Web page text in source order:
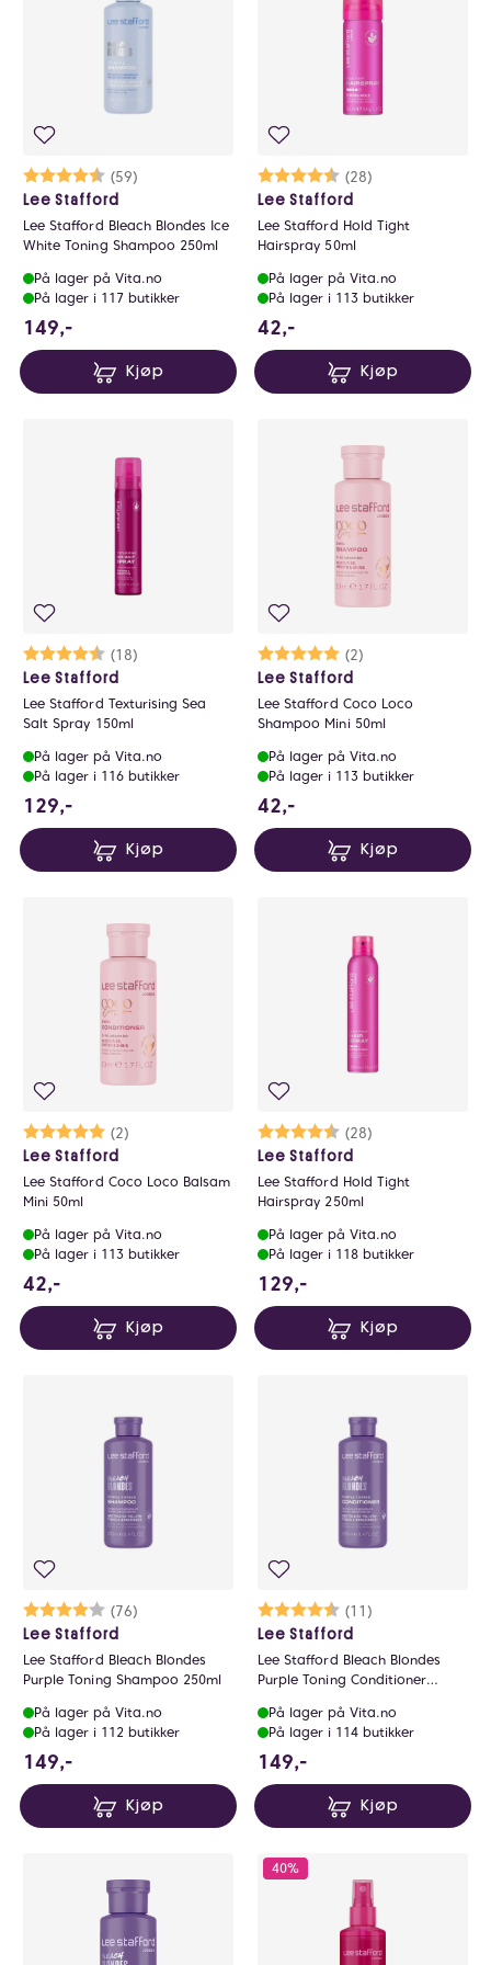
Karakter:
(59)
4.2 av 5 mulige
Lee Stafford
Lee Stafford Bleach Blondes Ice
White Toning Shampoo 250ml
På lager på Vita.no
På lager i 117 butikker
149,-
Kjøp
Karakter:
(28)
4.6 av 5 mulige
Lee Stafford
Lee Stafford Hold Tight
Hairspray 50ml
På lager på Vita.no
På lager i 113 butikker
42,-
Kjøp
Karakter:
(18)
4.4 av 5 mulige
Lee Stafford
Lee Stafford Texturising Sea
Salt Spray 150ml
På lager på Vita.no
På lager i 116 butikker
129,-
Kjøp
Karakter:
(2)
5.0 av 5 mulige
Lee Stafford
Lee Stafford Coco Loco
Shampoo Mini 50ml
På lager på Vita.no
På lager i 113 butikker
42,-
Kjøp
Karakter:
(2)
5.0 av 5 mulige
Lee Stafford
Lee Stafford Coco Loco Balsam
Mini 50ml
På lager på Vita.no
På lager i 113 butikker
42,-
Kjøp
Karakter:
(28)
4.6 av 5 mulige
Lee Stafford
Lee Stafford Hold Tight
Hairspray 250ml
På lager på Vita.no
På lager i 118 butikker
129,-
Kjøp
Karakter:
(76)
4.0 av 5 mulige
Lee Stafford
Lee Stafford Bleach Blondes
Purple Toning Shampoo 250ml
På lager på Vita.no
På lager i 112 butikker
149,-
Kjøp
Karakter:
(11)
4.4 av 5 mulige
Lee Stafford
Lee Stafford Bleach Blondes
Purple Toning Conditioner
På lager på Vita.no
På lager i 114 butikker
149,-
Kjøp
40%